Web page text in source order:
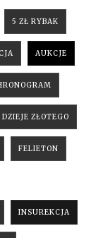
5 ZŁ RYBAK
AUKCJE
DZIEJE ZŁOTEGO
FELIETON
INSUREKCJA